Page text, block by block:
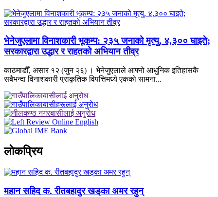
भेनेजुएलामा विनाशकारी भूकम्प: २३५ जनाको मृत्यु, ४,३०० घाइते;
सरकारद्वारा उद्धार र राहतको अभियान तीव्र
काठमाडौँ, असार १२ (जुन २६) । भेनेजुएलाले आफ्नो आधुनिक इतिहासकै
सबैभन्दा विनाशकारी प्राकृतिक विपत्तिमध्ये एकको सामना...
लाेकप्रिय
महान सहिद क. रीतबहादुर खड्‌का अमर रहुन्